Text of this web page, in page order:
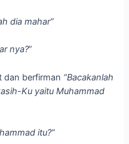
dia mahar”
nya?”
dan berfirman “Bacakanlah
Ku yaitu Muhammad
itu?”